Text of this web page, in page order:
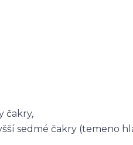
čakry,
sedmé čakry (temeno